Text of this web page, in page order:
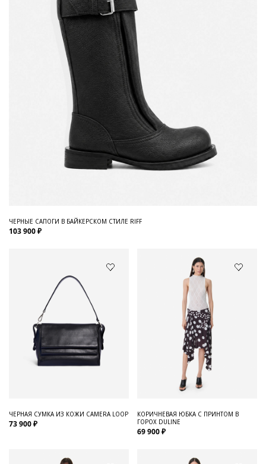
ЧЕРНЫЕ САПОГИ В БАЙКЕРСКОМ СТИЛЕ RIFF
103 900 ₽
ЧЕРНАЯ СУМКА ИЗ КОЖИ CAMERA LOOP
73 900 ₽
КОРИЧНЕВАЯ ЮБКА С ПРИНТОМ В
ГОРОХ DULINE
69 900 ₽